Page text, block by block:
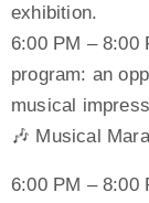
exhibition.
6:00 PM – 8:00
program: an
musical
🎶 Musical
6:00 PM – 8:00